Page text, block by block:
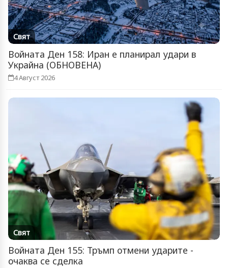
Свят
Войната Ден 158: Иран е планирал удари в
Украйна (ОБНОВЕНА)
4 Август 2026
Свят
Войната Ден 155: Тръмп отмени ударите -
очаква се сделка